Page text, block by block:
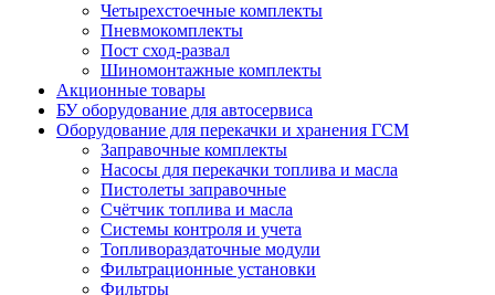
Четырехстоечные комплекты
Пневмокомплекты
Пост сход-развал
Шиномонтажные комплекты
Акционные товары
БУ оборудование для автосервиса
Оборудование для перекачки и хранения ГСМ
Заправочные комплекты
Насосы для перекачки топлива и масла
Пистолеты заправочные
Счётчик топлива и масла
Системы контроля и учета
Топливораздаточные модули
Фильтрационные установки
Фильтры